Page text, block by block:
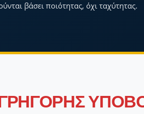
βάσει ποιότητας, όχι ταχύτητας.